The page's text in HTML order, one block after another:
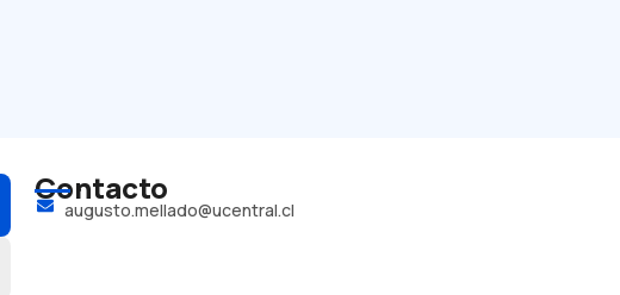
Contacto
augusto.mellado@ucentral.cl